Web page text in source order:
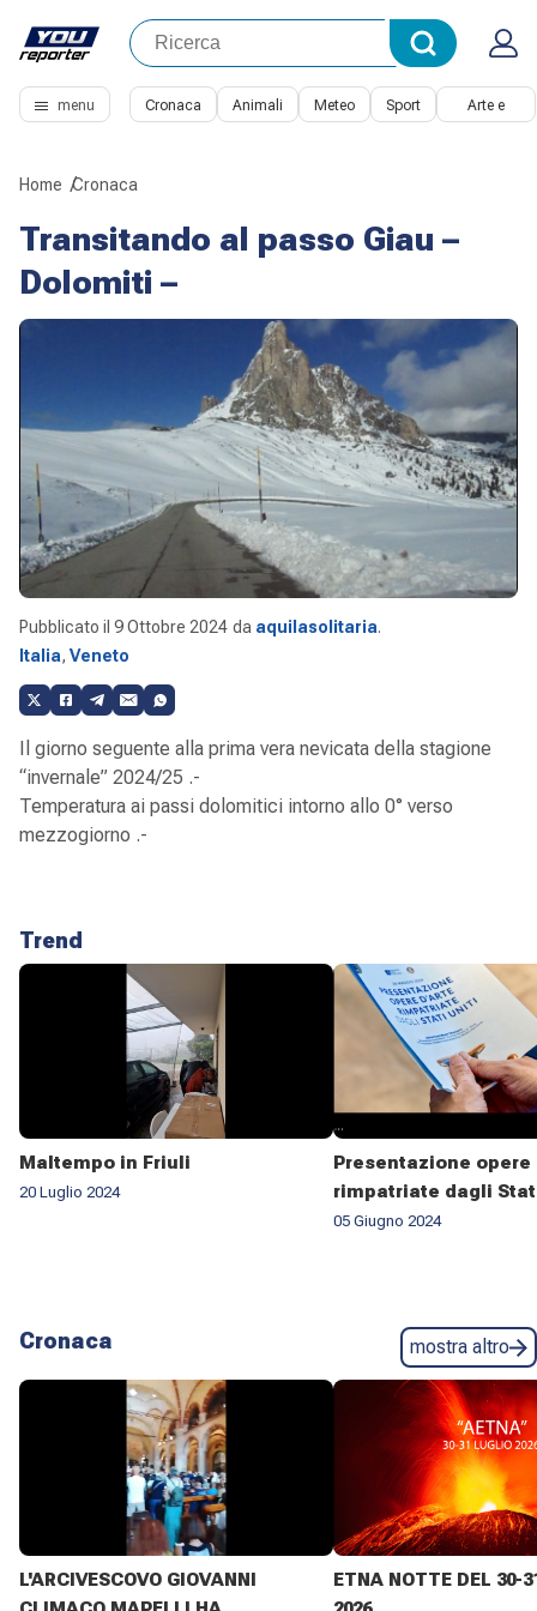
menu Cronaca Animali Meteo Sport Arte e
Home Cronaca
Transitando al passo Giau –
Dolomiti –
Pubblicato il 9 Ottobre 2024 da aquilasolitaria.
Italia, Veneto
Il giorno seguente alla prima vera nevicata della stagione
“invernale” 2024/25 .-
Temperatura ai passi dolomitici intorno allo 0° verso
mezzogiorno .-
Trend
Maltempo in Friuli
20 Luglio 2024
Presentazione
rimpatriate dagli
05 Giugno 2024
Cronaca mostra altro
L'ARCIVESCOVO GIOVANNI
ETNA NOTTE DEL 30-